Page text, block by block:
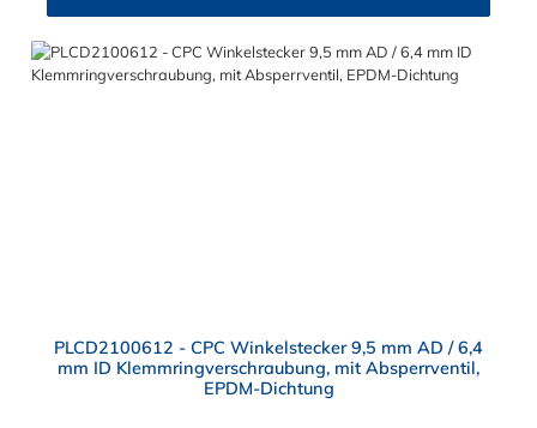
PLCD2100612 - CPC Winkelstecker 9,5 mm AD / 6,4
mm ID Klemmringverschraubung, mit Absperrventil,
EPDM-Dichtung